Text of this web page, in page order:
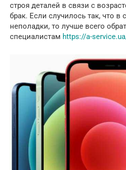
строя деталей в связи с
брак. Если случилось так, что в
неполадки, то лучше всего
специалистам https://a-